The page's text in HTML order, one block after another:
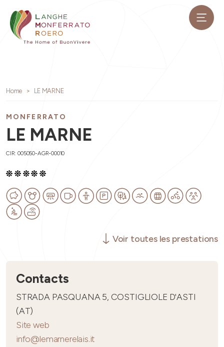
Home LE MARNE
MONFERRATO
LE MARNE
CIR: 005050-AGR-00010
Voir toutes les prestations
Contacts
STRADA PASQUANA 5, COSTIGLIOLE D'ASTI
(AT)
Site web
info@lemarnerelais.it